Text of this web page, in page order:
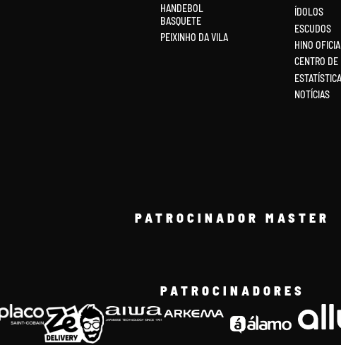
HANDEBOL
BASQUETE
PEIXINHO DA VILA
ÍDOLOS
ESCUDOS
HINO
CENTRO DE
ESTATÍSTICA
NOTÍCIAS
PATROCINADOR MASTER
PATROCINADORES